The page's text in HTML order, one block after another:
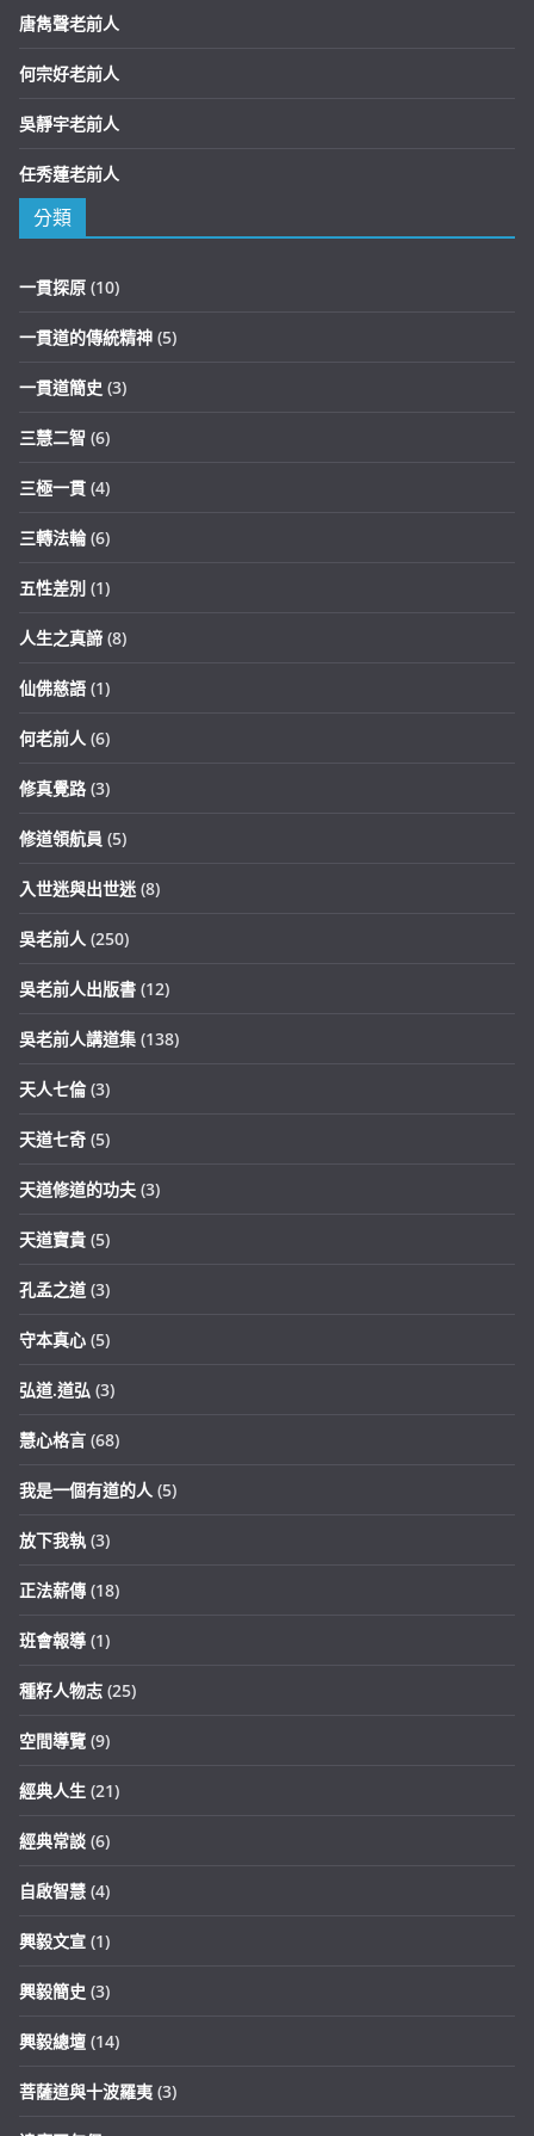
唐雋聲老前人
何宗好老前人
吳靜宇老前人
任秀蓮老前人
分類
一貫探原 (10)
一貫道的傳統精神 (5)
一貫道簡史 (3)
三慧二智 (6)
三極一貫 (4)
三轉法輪 (6)
五性差別 (1)
人生之真諦 (8)
仙佛慈語 (1)
何老前人 (6)
修真覺路 (3)
修道領航員 (5)
入世迷與出世迷 (8)
吳老前人 (250)
吳老前人出版書 (12)
吳老前人講道集 (138)
天人七倫 (3)
天道七奇 (5)
天道修道的功夫 (3)
天道寶貴 (5)
孔孟之道 (3)
守本真心 (5)
弘道.道弘 (3)
慧心格言 (68)
我是一個有道的人 (5)
放下我執 (3)
正法薪傳 (18)
班會報導 (1)
種籽人物志 (25)
空間導覽 (9)
經典人生 (21)
經典常談 (6)
自啟智慧 (4)
興毅文宣 (1)
興毅簡史 (3)
興毅總壇 (14)
菩薩道與十波羅夷 (3)